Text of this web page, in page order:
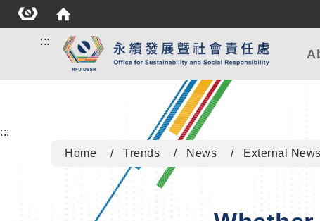
:::
:::
Home
Trends News External News